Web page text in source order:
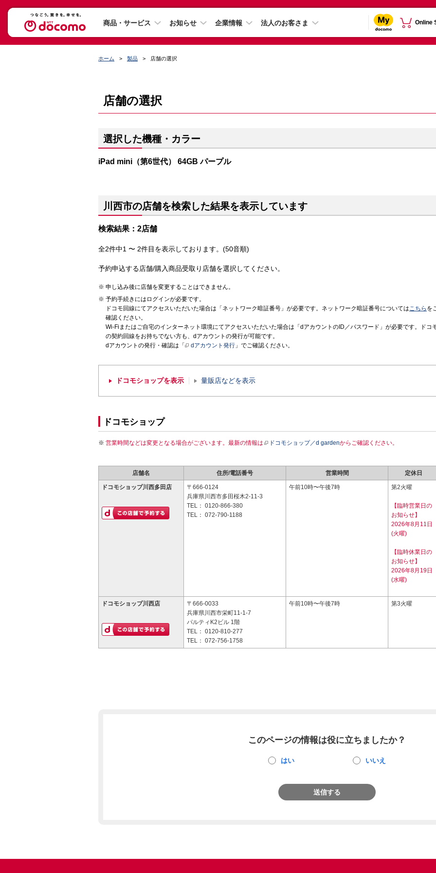
商品・サービス お知らせ 企業情報 法人のお客さま Online
ホーム 製品 店舗の選択
店舗の選択
選択した機種・カラー
iPad mini（第6世代） 64GB パープル
川西市の店舗を検索した結果を表示しています
検索結果：2店舗
全2件中1 〜 2件目を表示しております。(50音順)
予約申込する店舗/購入商品受取り店舗を選択してください。
申し込み後に店舗を変更することはできません。
予約手続きにはログインが必要です。
ドコモ回線にてアクセスいただいた場合は「ネットワーク暗証番号」が必要です。ネットワーク暗証番号についてはこちら を
確認ください。
Wi-Fiまたはご自宅のインターネット環境にてアクセスいただいた場合は「dアカウントのID／パスワード」が必要です。ドコ
の契約回線をお持ちでない方も、dアカウントの発行が可能です。
dアカウントの発行・確認は「
dアカウント発行 」でご確認ください。
ドコモショップを表示 量販店などを表示
ドコモショップ
営業時間などは変更となる場合がございます。最新の情報は ドコモショップ／d gardenからご確認ください。
店舗名 住所/電話番号 営業時間 定休日
ドコモショップ川西多田店
〒666-0124
兵庫県川西市多田桜木2-11-3
TEL： 0120-866-380
TEL： 072-790-1188
午前10時〜午後7時 第2火曜
【臨時営業日の
お知らせ】
2026年8月11日
(火曜)
【臨時休業日の
お知らせ】
2026年8月19日
(水曜)
ドコモショップ川西店
〒666-0033
兵庫県川西市栄町11-1-7
パルティK2ビル 1階
TEL： 0120-810-277
TEL： 072-756-1758
午前10時〜午後7時 第3火曜
このページの情報は役に立ちましたか？
はい いいえ
送信する